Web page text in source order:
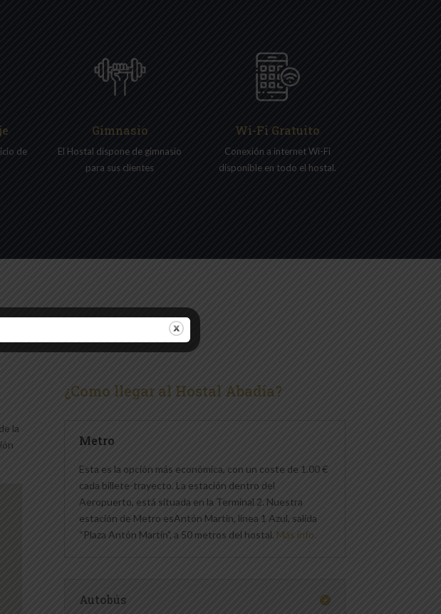
de
Gimnasio
El Hostal dispone de gimnasio
para sus clientes
Wi-Fi Gratuito
Conexión a internet Wi-Fi
disponible en todo el hostal.
la
¿Como llegar al Hostal Abadía?
Metro
Esta es la opción más económica, con un coste de 1.00 €
cada billete-trayecto. La estación dentro del
Aeropuerto, está situada en la Terminal 2. Nuestra
estación de Metro esAntón Martín, línea 1 Azul, salida
“Plaza Antón Martín”, a 50 metros del hostal. Más info.
Autobús